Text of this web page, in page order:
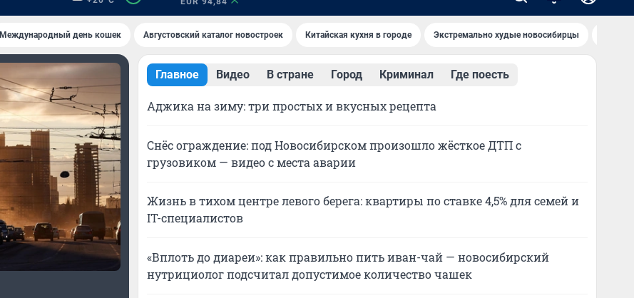
Международный день кошек Августовский каталог новостроек Китайская кухня в городе Экстремально худые новосибирцы
Главное Видео В стране Город Криминал Где поесть
Аджика на зиму: три простых и вкусных рецепта
Снёс ограждение: под Новосибирском произошло жёсткое ДТП с
грузовиком — видео с места аварии
Жизнь в тихом центре левого берега: квартиры по ставке 4,5% для семей и
IT-специалистов
«Вплоть до диареи»: как правильно пить иван-чай — новосибирский
нутрициолог подсчитал допустимое количество чашек